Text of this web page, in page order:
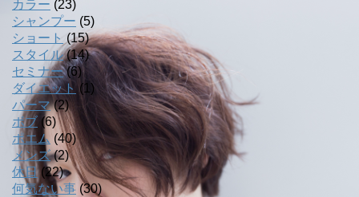
カラー (23)
シャンプー (5)
ショート (15)
スタイル(14)
セミナー(6)
ダイエット (1)
パーマ(2)
ボブ (6)
ポエム (40)
メンズ(2)
休日(22)
何気ない事 (30)